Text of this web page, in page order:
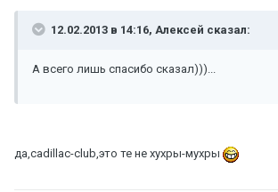
12.02.2013 в 14:16, Алексей сказал:
А всего лишь спасибо сказал)))...
да,cadillac-club,это те не хухры-мухры